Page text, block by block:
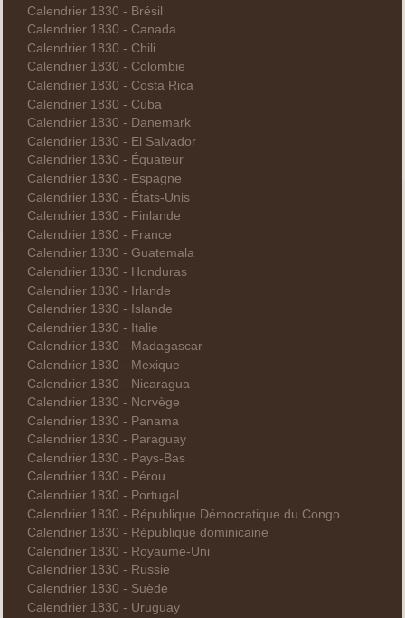
Calendrier 1830 - Brésil
Calendrier 1830 - Canada
Calendrier 1830 - Chili
Calendrier 1830 - Colombie
Calendrier 1830 - Costa Rica
Calendrier 1830 - Cuba
Calendrier 1830 - Danemark
Calendrier 1830 - El Salvador
Calendrier 1830 - Équateur
Calendrier 1830 - Espagne
Calendrier 1830 - États-Unis
Calendrier 1830 - Finlande
Calendrier 1830 - France
Calendrier 1830 - Guatemala
Calendrier 1830 - Honduras
Calendrier 1830 - Irlande
Calendrier 1830 - Islande
Calendrier 1830 - Italie
Calendrier 1830 - Madagascar
Calendrier 1830 - Mexique
Calendrier 1830 - Nicaragua
Calendrier 1830 - Norvège
Calendrier 1830 - Panama
Calendrier 1830 - Paraguay
Calendrier 1830 - Pays-Bas
Calendrier 1830 - Pérou
Calendrier 1830 - Portugal
Calendrier 1830 - République Démocratique du Congo
Calendrier 1830 - République dominicaine
Calendrier 1830 - Royaume-Uni
Calendrier 1830 - Russie
Calendrier 1830 - Suède
Calendrier 1830 - Uruguay